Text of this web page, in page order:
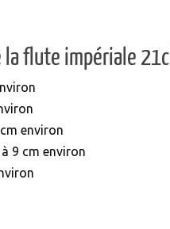
la flute impériale 21cl
environ
9 cm environ